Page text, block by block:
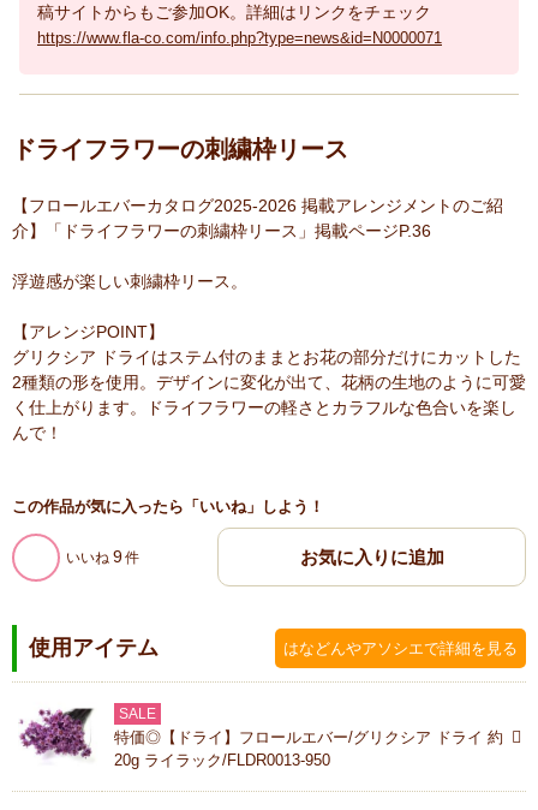
稿サイトからもご参加OK。詳細はリンクをチェック
https://www.fla-co.com/info.php?type=news&id=N0000071
ドライフラワーの刺繍枠リース
【フロールエバーカタログ2025-2026 掲載アレンジメントのご紹
介】「ドライフラワーの刺繍枠リース」掲載ページP.36
浮遊感が楽しい刺繍枠リース。
【アレンジPOINT】
グリクシア ドライはステム付のままとお花の部分だけにカットした
2種類の形を使用。デザインに変化が出て、花柄の生地のように可愛
く仕上がります。ドライフラワーの軽さとカラフルな色合いを楽し
んで！
この作品が気に入ったら「いいね」しよう！
いいね 9
使用アイテム はなどんやアソシエで詳細を見る
SALE
特価◎【ドライ】フロールエバー/グリクシア ドライ 約
20g ライラック/FLDR0013-950